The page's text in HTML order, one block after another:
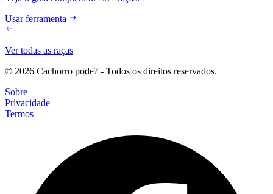
Usar ferramenta
Ver todas as raças
© 2026 Cachorro pode? - Todos os direitos reservados.
Sobre
Privacidade
Termos